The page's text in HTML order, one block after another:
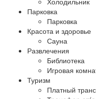
Парковка
Парковка
Красота и здоровье
Сауна
Развлечения
Библиотека
Игровая
Туризм
Платный